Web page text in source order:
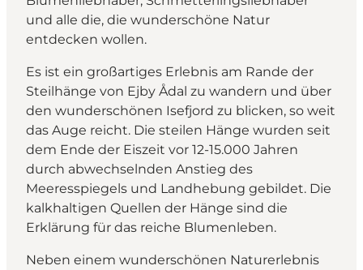
und alle die, die wunderschöne Natur
entdecken wollen.
Es ist ein großartiges Erlebnis am Rande der
Steilhänge von Ejby Ådal zu wandern und über
den wunderschönen Isefjord zu blicken, so weit
das Auge reicht. Die steilen Hänge wurden seit
dem Ende der Eiszeit vor 12-15.000 Jahren
durch abwechselnden Anstieg des
Meeresspiegels und Landhebung gebildet. Die
kalkhaltigen Quellen der Hänge sind die
Erklärung für das reiche Blumenleben.
Neben einem wunderschönen Naturerlebnis